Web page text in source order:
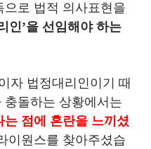
로 법적 의사표현을
인’을 선임해야 하는
자 법정대리인이기 때
돌하는 상황에서는
점에 혼란을 느끼셨
이원스를 찾아주셨습